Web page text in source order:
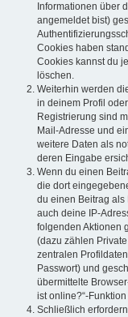
Informationen über
angemeldet bist)
Cookies haben
Cookies kannst du
löschen.
Weiterhin werden
in deinem Profil
Registrierung sind
Mail-Adresse und
weitere Daten als
deren Eingabe
Wenn du einen
die dort
du einen Beitrag als
auch deine IP-
folgenden Aktionen
(dazu zählen
zentralen
Passwort) und
übermittelte
ist online?“-
Schließlich